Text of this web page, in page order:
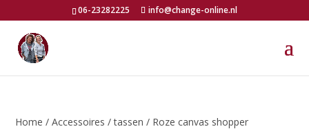
06-23282225 info@change-online.nl
Home /Accessoires /tassen / Roze canvas shopper